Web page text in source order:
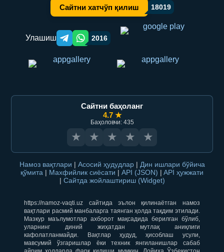
Сайтни хатчўп қилиш 18019
Улашиш Telegram orqali ulashish
WhatsApp orqali ulashish
2016
Сайтни баҳоланг
4.7 ★
Баҳоловчи: 435
★ ★ ★ ★ ★
Намоз вақтлари | Асосий ҳудудлар | Дин ишлари бўйича
қўмита | Махфийлик сиёсати | API (JSON) | API ҳужжати
| Сайтда жойлаштириш (Widget)
https://namoz-vaqti.uz сайтида эълон қилинаётган намоз
вақтлари расмий манбаларга таянган ҳолда тақдим этилади.
Мазкур маълумотлар ахборот мақсадида берилган бўлиб,
уларнинг диний жиҳатдан мутлақ аниқлиги
кафолатланмайди. Вақтлар ҳудуд, ҳисоблаш усули,
мавсумий ўзгаришлар ёки техник янгиланишлар сабаб